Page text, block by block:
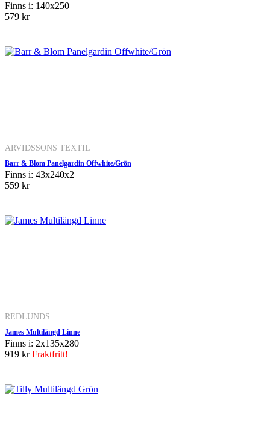
Finns i: 140x250
579 kr
ARVIDSSONS TEXTIL
Barr & Blom Panelgardin Offwhite/Grön
Finns i: 43x240x2
559 kr
REDLUNDS
James Multilängd Linne
Finns i: 2x135x280
919 krFraktfritt!